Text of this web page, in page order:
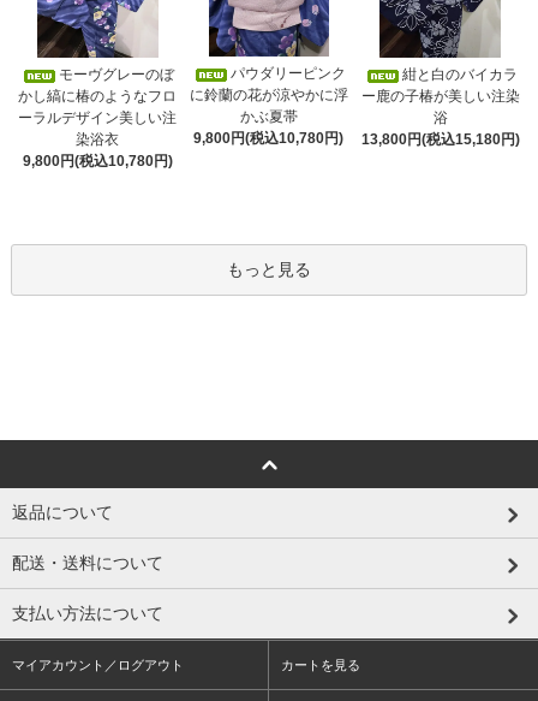
モーヴグレーのぼ
かし縞に椿のようなフロ
ーラルデザイン美しい注
染浴衣
9,800円(税込10,780円)
パウダリーピンク
に鈴蘭の花が涼やかに浮
かぶ夏帯
9,800円(税込10,780円)
紺と白のバイカラ
ー鹿の子椿が美しい注染
浴
13,800円(税込15,180円)
もっと見る
返品について
配送・送料について
支払い方法について
マイアカウント／ログアウト カートを見る